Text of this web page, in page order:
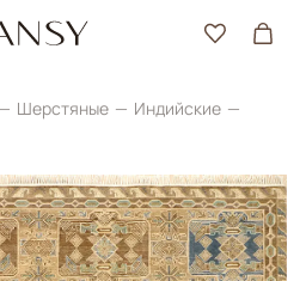
Шерстяные
Индийские